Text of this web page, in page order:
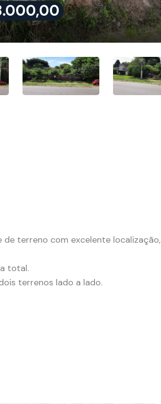
de terreno com excelente localização,
total.
terrenos lado a lado.